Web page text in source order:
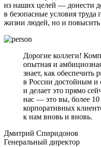
из наших целей — донести
в безопасные условия труда
жизни людей, но и повысить
Дорогие коллеги!
опытная и
знает, как обеспечить
в России достойным и
и делает это прямо
нас — это вы, более
корпоративных
к нам вновь и вновь.
Дмитрий Спиридонов
Генеральный директор